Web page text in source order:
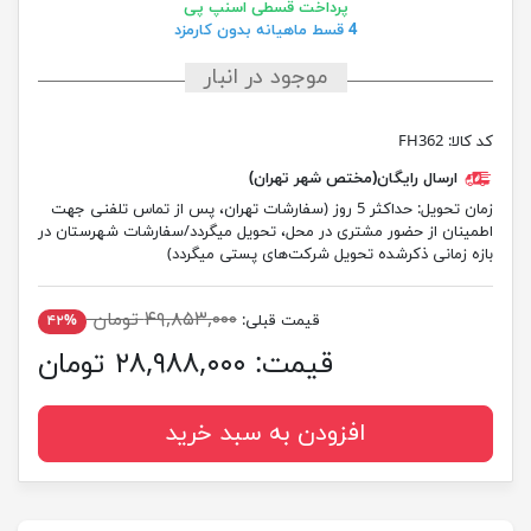
پرداخت قسطی اسنپ پی
4 قسط ماهیانه بدون کارمزد
موجود در انبار
کد کالا: FH362
ارسال رایگان(مختص شهر تهران)
زمان تحویل:
حداکثر 5 روز (سفارشات تهران، پس از تماس تلفنی جهت
اطمینان از حضور مشتری در محل، تحویل میگردد/سفارشات شهرستان در
بازه زمانی ذکرشده تحویل شرکت‌های پستی میگردد)
قیمت قبلی: ۴۹,۸۵۳,۰۰۰ تومان ۴۲%
قیمت: ۲۸,۹۸۸,۰۰۰ تومان
افزودن به سبد خرید